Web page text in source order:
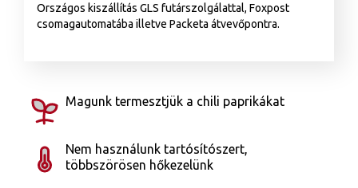
Országos kiszállítás GLS futárszolgálattal, Foxpost
csomagautomatába illetve Packeta átvevőpontra.
Magunk termesztjük a chili paprikákat
Nem használunk tartósítószert,
többszörösen hőkezelünk